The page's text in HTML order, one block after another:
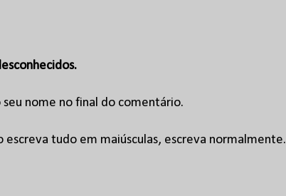
nome no final do comentário.
escreva tudo em maiúsculas, escreva normalmente.